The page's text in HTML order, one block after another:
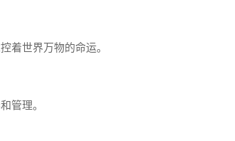
着世界万物的命运。
管理。